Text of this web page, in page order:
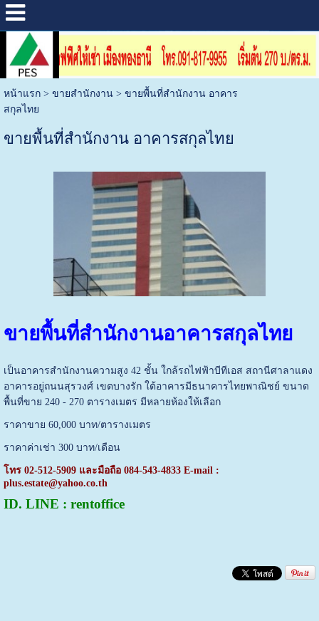
หน้าแรก> ขายสำนักงาน> ขายพื้นที่สำนักงาน อาคาร
สกุลไทย
ขายพื้นที่สำนักงาน อาคารสกุลไทย
ขายพื้นที่สำนักงานอาคารสกุลไทย
เป็นอาคารสำนักงานความสูง 42 ชั้น ใกล้รถไฟฟ้าบีทีเอส สถานีศาลาแดง
อาคารอยู่ถนนสุรวงศ์ เขตบางรัก ใต้อาคารมีธนาคารไทยพาณิชย์ ขนาด
พื้นที่ขาย 240 - 270 ตารางเมตร มีหลายห้องให้เลือก
ราคาขาย 60,000 บาท/ตารางเมตร
ราคาค่าเช่า 300 บาท/เดือน
โทร 02-512-5909 และมือถือ 084-543-4833 E-mail :
plus.estate@yahoo.co.th
ID. LINE : rentoffice